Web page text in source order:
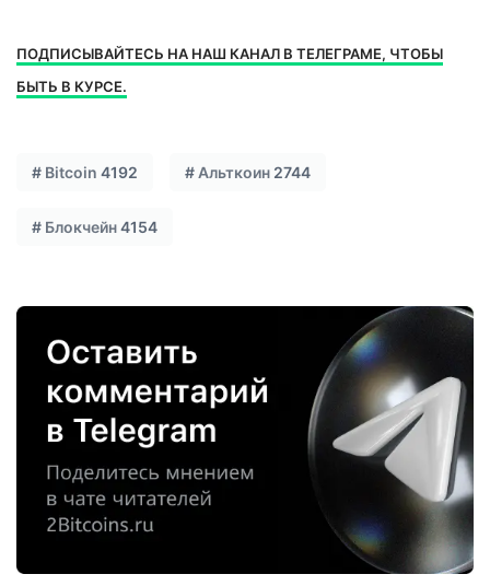
ПОДПИСЫВАЙТЕСЬ НА НАШ КАНАЛ В ТЕЛЕГРАМЕ, ЧТОБЫ
БЫТЬ В КУРСЕ.
# Bitcoin 4192 # Альткоин 2744
# Блокчейн4154